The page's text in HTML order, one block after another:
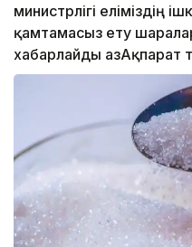
министрлігі еліміздің
қамтамасыз ету
хабарлайды ҚазАқпарат